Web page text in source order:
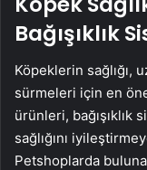
Bağışıklık
Köpeklerin sağlığı,
sürmeleri için en
ürünleri,
sağlığını
Petshoplarda